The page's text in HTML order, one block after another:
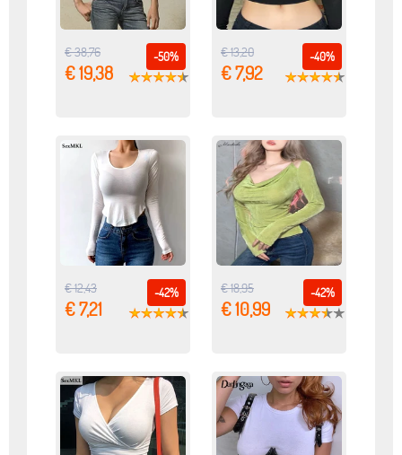
-50%
€ 38,76
€ 19,38
-40%
€ 13,20
€ 7,92
-42%
€ 12,43
€ 7,21
-42%
€ 18,95
€ 10,99